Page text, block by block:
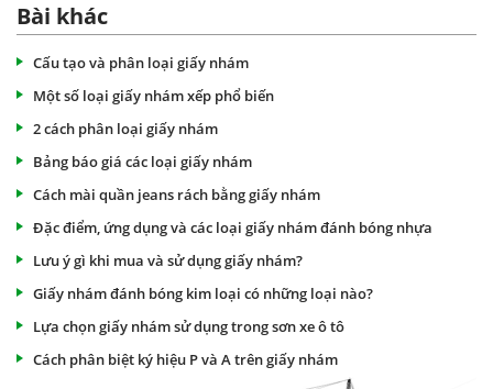
Bài khác
Cấu tạo và phân loại giấy nhám
Một số loại giấy nhám xếp phổ biến
2 cách phân loại giấy nhám
Bảng báo giá các loại giấy nhám
Cách mài quần jeans rách bằng giấy nhám
Đặc điểm, ứng dụng và các loại giấy nhám đánh bóng nhựa
Lưu ý gì khi mua và sử dụng giấy nhám?
Giấy nhám đánh bóng kim loại có những loại nào?
Lựa chọn giấy nhám sử dụng trong sơn xe ô tô
Cách phân biệt ký hiệu P và A trên giấy nhám